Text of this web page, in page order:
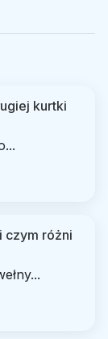
kurtki
czym różni